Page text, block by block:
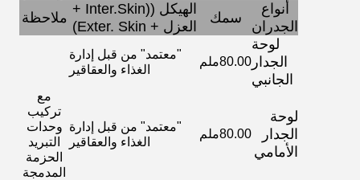
أنواع
الجدران
سمك
الهيكل ((Inter.Skin +
العزل + Exter. Skin
)
ملاحظة
لوحة
الجدار
الجانبي
80.00ملم
"معتمد" من قبل إدارة
الغذاء والعقاقير
لوحة
الجدار
الأمامي
80.00ملم
"معتمد" من قبل إدارة
الغذاء والعقاقير
مع
تركيب
وحدات
التبريد
الحزمة
المدمجة